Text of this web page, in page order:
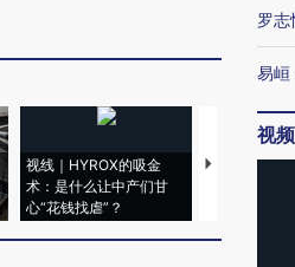
视线｜HYROX的吸金
术：是什么让中产们甘
心“花钱找虐”？
马航飞行员
罗志
易峘
视频